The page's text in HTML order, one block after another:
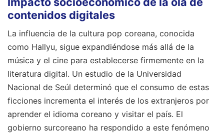
contenidos digitales
La influencia de la cultura pop coreana, conocida
como Hallyu, sigue expandiéndose más allá de la
música y el cine para establecerse firmemente en la
literatura digital. Un estudio de la Universidad
Nacional de Seúl determinó que el consumo de estas
ficciones incrementa el interés de los extranjeros por
aprender el idioma coreano y visitar el país. El
gobierno surcoreano ha respondido a este fenómeno